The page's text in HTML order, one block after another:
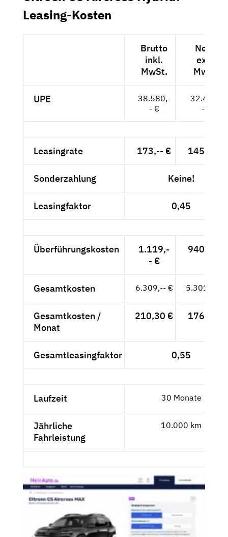
Leasing-Kosten
Brutto
inkl.
MwSt.
Netto
exkl.
MwSt.
UPE
38.580,-
- €
32.420,-
- €
Leasingrate 173,-- € 145,38 €
Sonderzahlung Keine!
Leasingfaktor 0,45
Überführungskosten
1.119,-
- €
940,34 €
Gesamtkosten 6.309,-- € 5.301,68 €
Gesamtkosten /
Monat
210,30 € 176,72 €
Gesamtleasingfaktor 0,55
Laufzeit 30 Monate
Jährliche
Fahrleistung
10.000 km